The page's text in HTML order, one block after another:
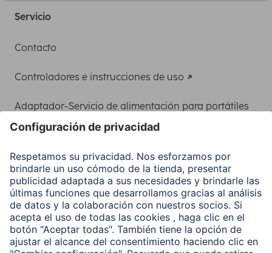
Servicio
Contacto
Controladores e instrucciones de uso
Adaptador-Servicio de alimentación para portátiles
Clientes online
Conviértete en distribuidor
Compañía